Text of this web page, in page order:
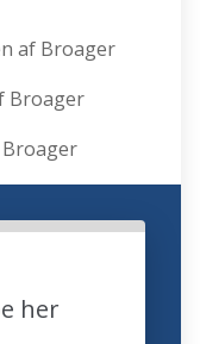
af Broager
Broager
her